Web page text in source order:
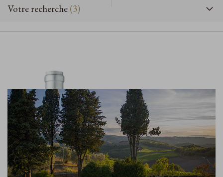
Votre recherche